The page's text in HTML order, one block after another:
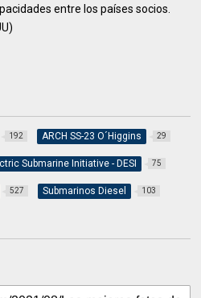
entre los países socios.
192 ARCH SS-23 O´Higgins 29
Submarine Initiative - DESI 75
527 Submarinos Diesel 103